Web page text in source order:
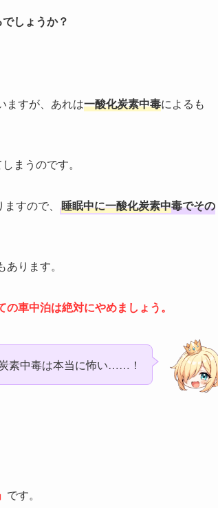
しょうか？
ますが、あれは一酸化炭素中毒によるも
まうのです。
すので、 睡眠中に一酸化炭素中毒でその
ります。
の車中泊は絶対にやめましょう。
素中毒は本当に怖い……！
です。